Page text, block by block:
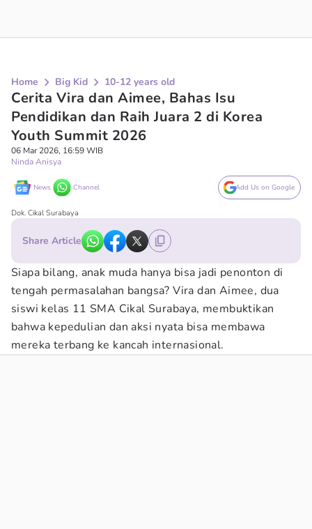
Home Big Kid 10-12 years old
Cerita Vira dan Aimee, Bahas Isu
Pendidikan dan Raih Juara 2 di Korea
Youth Summit 2026
06 Mar 2026, 16:59 WIB
Ninda Anisya
News Channel Add Us on Google
Dok. Cikal Surabaya
Share Article
Siapa bilang, anak muda hanya bisa jadi penonton di
tengah permasalahan bangsa? Vira dan Aimee, dua
siswi kelas 11 SMA Cikal Surabaya, membuktikan
bahwa kepedulian dan aksi nyata bisa membawa
mereka terbang ke kancah internasional.